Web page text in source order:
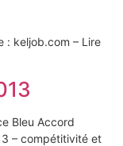
: keljob.com – Lire
Bleu Accord
– compétitivité et